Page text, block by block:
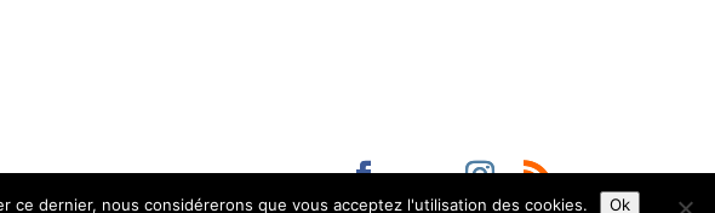
dernier, nous considérerons que vous acceptez l'utilisation des cookies. Ok